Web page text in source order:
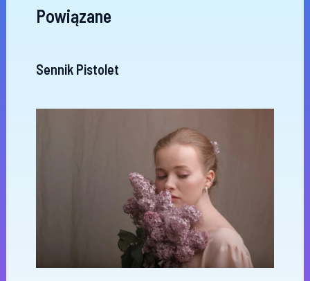
Powiązane
Sennik Pistolet